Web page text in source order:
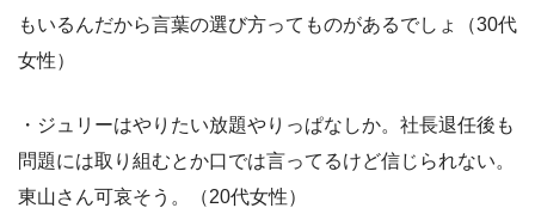
もいるんだから言葉の選び方ってものがあるでしょ（30代
女性）
・ジュリーはやりたい放題やりっぱなしか。社長退任後も
問題には取り組むとか口では言ってるけど信じられない。
東山さん可哀そう。（20代女性）